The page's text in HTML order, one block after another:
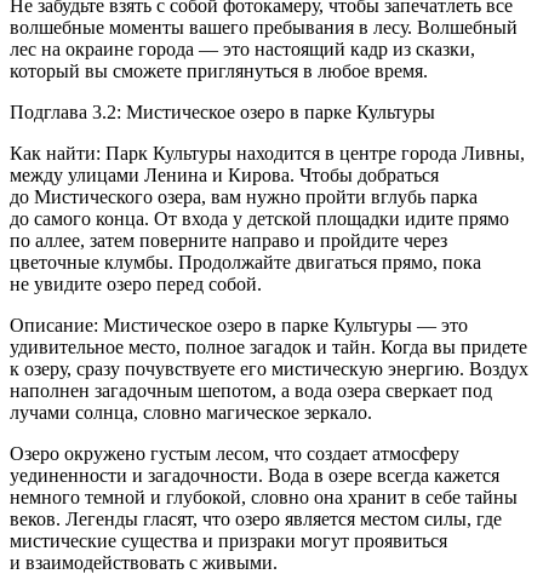
Не забудьте взять с собой фотокамеру, чтобы запечатлеть все
волшебные моменты вашего пребывания в лесу. Волшебный
лес на окраине города — это настоящий кадр из сказки,
который вы сможете приглянуться в любое время.
Подглава 3.2: Мистическое озеро в парке Культуры
Как найти: Парк Культуры находится в центре города Ливны,
между улицами Ленина и Кирова. Чтобы добраться
до Мистического озера, вам нужно пройти вглубь парка
до самого конца. От входа у детской площадки идите прямо
по аллее, затем поверните направо и пройдите через
цветочные клумбы. Продолжайте двигаться прямо, пока
не увидите озеро перед собой.
Описание: Мистическое озеро в парке Культуры — это
удивительное место, полное загадок и тайн. Когда вы придете
к озеру, сразу почувствуете его мистическую энергию. Воздух
наполнен загадочным шепотом, а вода озера сверкает под
лучами солнца, словно магическое зеркало.
Озеро окружено густым лесом, что создает атмосферу
уединенности и загадочности. Вода в озере всегда кажется
немного темной и глубокой, словно она хранит в себе тайны
веков. Легенды гласят, что озеро является местом силы, где
мистические существа и призраки могут проявиться
и взаимодействовать с живыми.